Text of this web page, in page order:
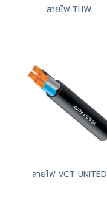
สายไฟ THW
สายไฟ VCT UNITED